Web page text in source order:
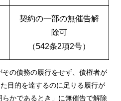
契約の一部の無催告解
除可
（542条2項2号）
の債務の履行をせず、債権者が
目的を達するのに足りる履行が
かであるとき」に無催告で解除